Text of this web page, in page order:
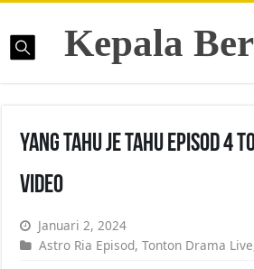
Kepala
Yang Tahu Je Tahu Episod 4
Video
Januari 2, 2024
Astro Ria Episod,Tonton Drama Live